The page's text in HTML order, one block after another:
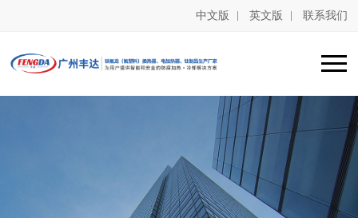
中文版 英文版 联系我们